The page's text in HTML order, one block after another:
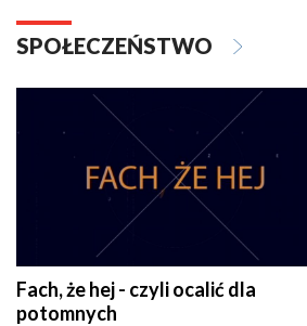
SPOŁECZEŃSTWO
Fach, że hej - czyli ocalić dla
potomnych